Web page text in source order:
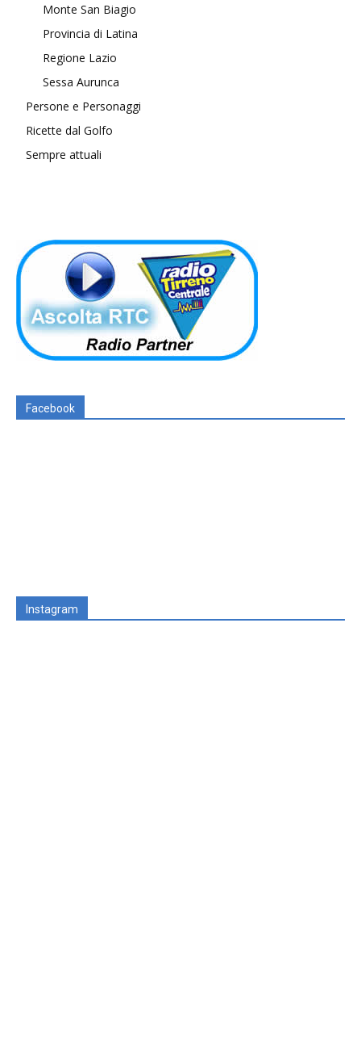
Monte San Biagio
Provincia di Latina
Regione Lazio
Sessa Aurunca
Persone e Personaggi
Ricette dal Golfo
Sempre attuali
Facebook
Instagram